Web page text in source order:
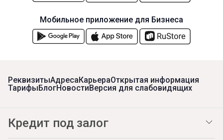
РеквизитыАдресаКарьераОткрытая информация
ТарифыБлогНовостиВерсия для слабовидящих
Кредит под залог
Мобильное приложение для Бизнеса